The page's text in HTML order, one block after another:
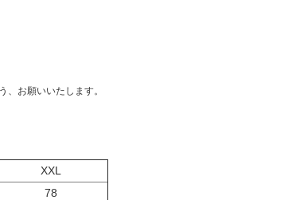
お願いいたします。
XXL
78